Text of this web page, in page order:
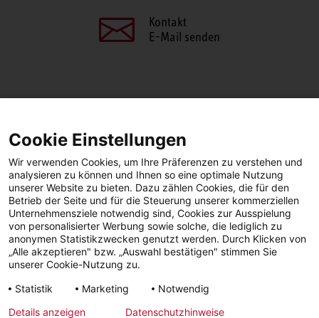
Kontakt
E-Mail senden
FacebookLinkedIn
Facebook YouTube LinkedIn
Instagram
Cookie Einstellungen
Wir verwenden Cookies, um Ihre Präferenzen zu verstehen und
analysieren zu können und Ihnen so eine optimale Nutzung
unserer Website zu bieten. Dazu zählen Cookies, die für den
Betrieb der Seite und für die Steuerung unserer kommerziellen
Unternehmensziele notwendig sind, Cookies zur Ausspielung
von personalisierter Werbung sowie solche, die lediglich zu
anonymen Statistikzwecken genutzt werden. Durch Klicken von
„Alle akzeptieren" bzw. „Auswahl bestätigen" stimmen Sie
unserer Cookie-Nutzung zu.
Statistik
Marketing
Notwendig
Details anzeigen
Datenschutzhinweise